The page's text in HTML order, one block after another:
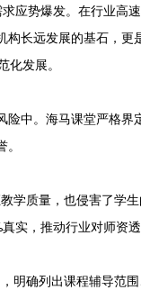
应势爆发。在行业高
长远发展的基石，
发展。
中。海马课堂严格界
学质量，也侵害了学
实，推动行业对师资透
明确列出课程辅导范